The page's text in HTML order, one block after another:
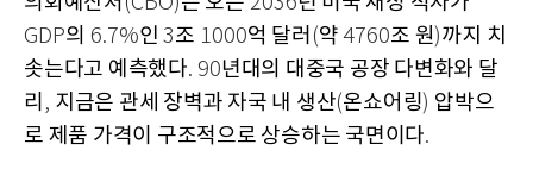
GDP의 6.7%인 3조 1000억 달러 (약 4760조 원)까지 치
솟는다고 예측했다. 90년대의 대중국 공장 다변화와 달
리 , 지금은 관세 장벽과 자국 내 생산(온쇼어링) 압박으
로 제품 가격이 구조적으로 상승하는 국면이다.